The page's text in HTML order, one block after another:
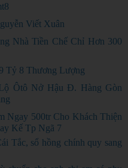
Viết Xuân
Nhà Tiền Chế Chỉ Hơn 300
Tỷ 8 Thương Lượng
Ôtô Nở Hậu Đ. Hàng Gòn
Ngay 500tr Cho Khách Thiện
Kế Tp Ngã 7
Tắc, sổ hồng chính quy sang